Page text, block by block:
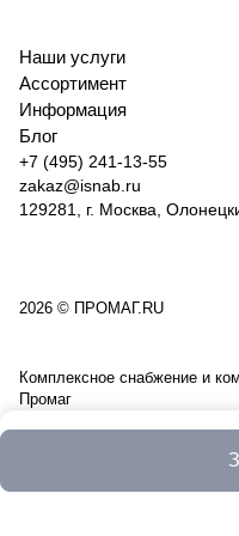
Наши услуги
Ассортимент
Информация
Блог
+7 (495) 241-13-55
zakaz@isnab.ru
129281, г. Москва,
2026 © ПРОМАГ.RU
Комплексное снабжение и
Промаг